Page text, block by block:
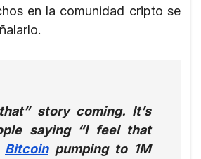
en la comunidad cripto se
story coming. It’s
saying “I feel that
Bitcoinpumping to 1M